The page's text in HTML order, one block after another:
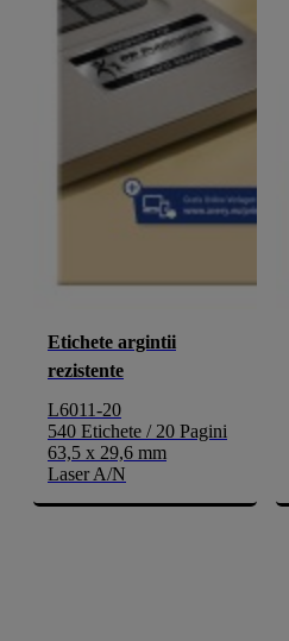
Etichete argintii
rezistente
L6011-20
540 Etichete / 20 Pagini
63,5 x 29,6 mm
Laser A/N